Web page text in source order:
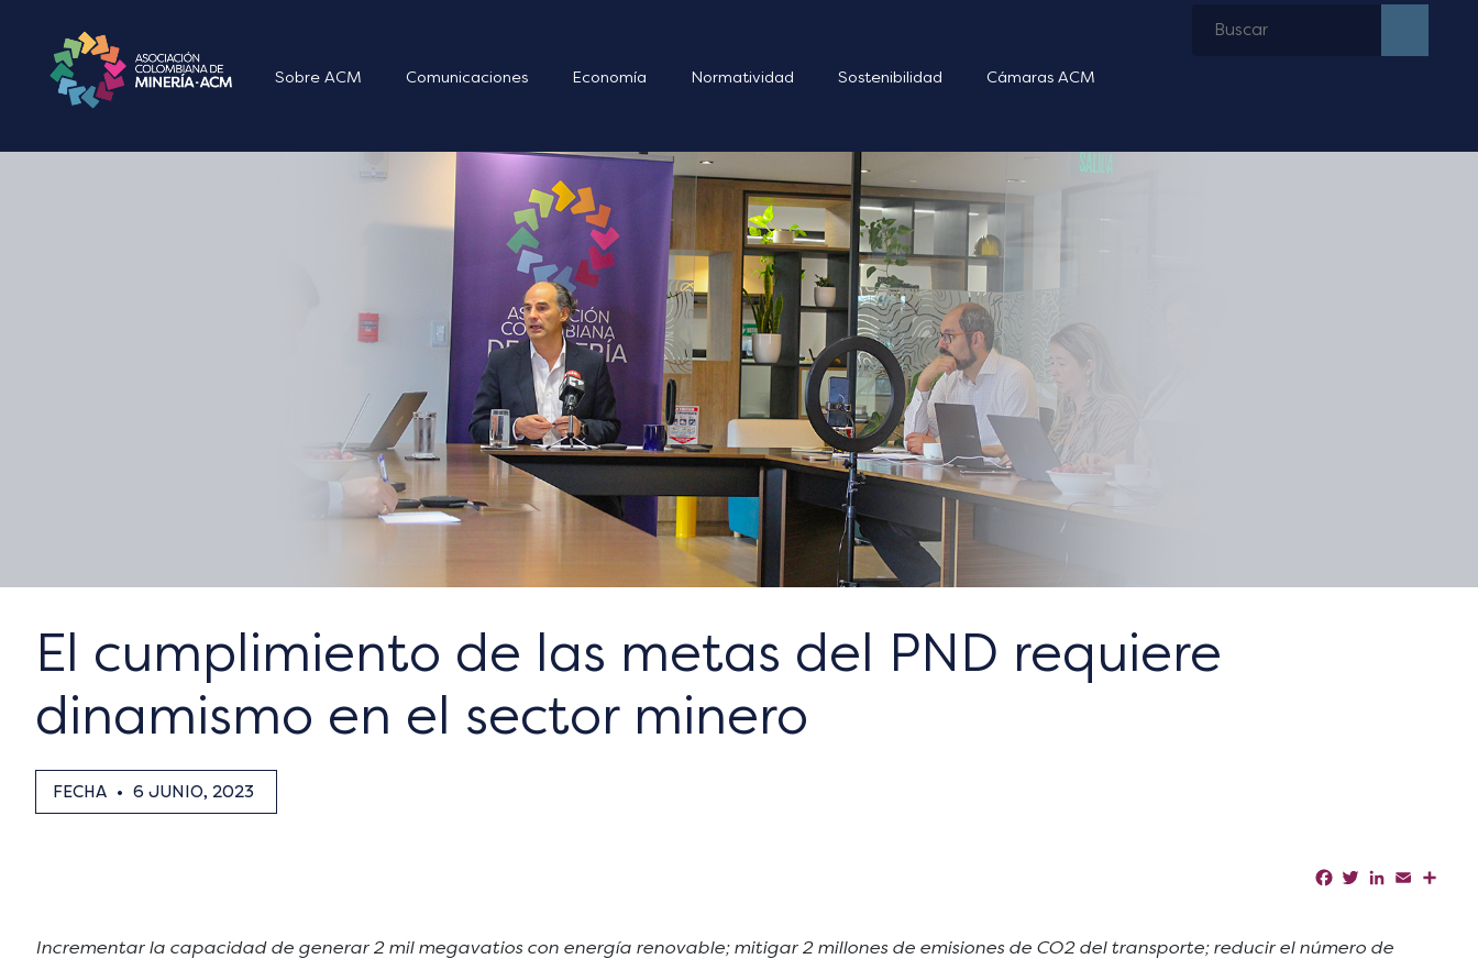
Sobre ACM Comunicaciones Economía Normatividad Sostenibilidad Cámaras ACM
El cumplimiento de las metas del PND requiere
dinamismo en el sector minero
FECHA • 6 JUNIO, 2023
Facebook
TwitterLinkedIn
Email
Incrementar la capacidad de generar 2 mil megavatios con energía renovable; mitigar 2 millones de emisiones de CO2 del transporte; reducir el número de